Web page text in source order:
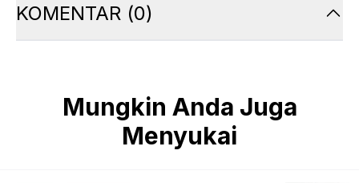
KOMENTAR (0)
Mungkin Anda Juga
Menyukai